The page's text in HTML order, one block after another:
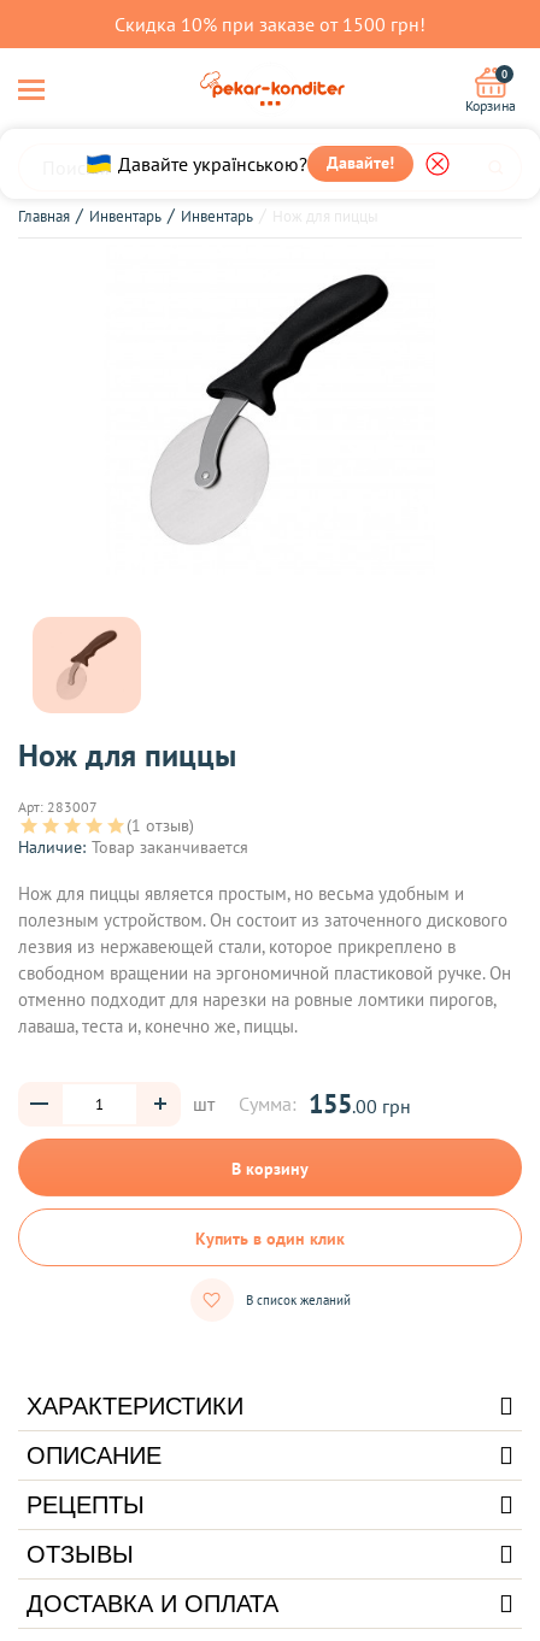
Скидка 10% при заказе от 1500 грн!
Давайте українською? Давайте!
0
Корзина
Главная Инвентарь Инвентарь
Нож для пиццы
Арт: 283007
(1 отзыв)
Наличие: Товар заканчивается
Нож для пиццы является простым, но весьма удобным и
полезным устройством. Он состоит из заточенного дискового
лезвия из нержавеющей стали, которое прикреплено в
свободном вращении на эргономичной пластиковой ручке. Он
отменно подходит для нарезки на ровные ломтики пирогов,
лаваша, теста и, конечно же, пиццы.
шт Сумма: 155.00 грн
В корзину
Купить в один клик
В список желаний
ХАРАКТЕРИСТИКИ
ОПИСАНИЕ
РЕЦЕПТЫ
ОТЗЫВЫ
ДОСТАВКА И ОПЛАТА